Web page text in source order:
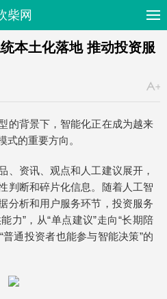
柴网
本土化落地 推动投资服
的背景下，智能化正在成为越来
式的重要方向。
、资讯、观点和人工建议展开，
判断和碎片化信息。随着人工智
分析和用户服务环节，投资服务
力”，从“单点建议”走向“长期陪
普通投资者也能参与智能决策”的